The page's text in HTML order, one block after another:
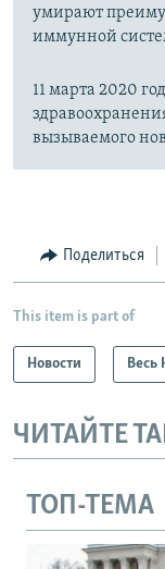
умирают
иммунной
11 марта 2020
вызываемого
Поделиться
This item is part of
Новости
ЧИТАЙТЕ
ТОП-ТЕМА